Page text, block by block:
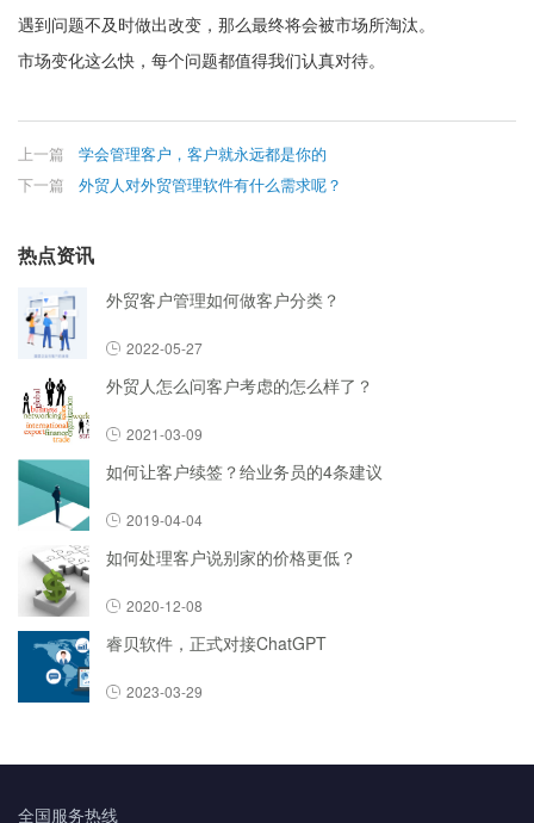
遇到问题不及时做出改变，那么最终将会被市场所淘汰。
市场变化这么快，每个问题都值得我们认真对待。
上一篇
学会管理客户，客户就永远都是你的
下一篇
外贸人对外贸管理软件有什么需求呢？
热点资讯
外贸客户管理如何做客户分类？
2022-05-27
外贸人怎么问客户考虑的怎么样了？
2021-03-09
如何让客户续签？给业务员的4条建议
2019-04-04
如何处理客户说别家的价格更低？
2020-12-08
睿贝软件，正式对接ChatGPT
2023-03-29
全国服务热线